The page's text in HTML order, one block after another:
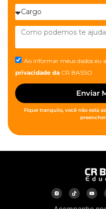
Ao informar meus dados eu
privacidade da CR BASSO.
Enviar
Fique tranquilo, você não está